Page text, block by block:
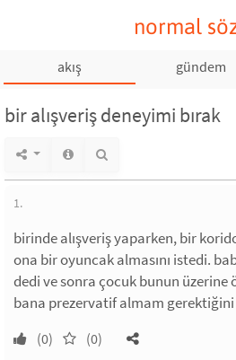
normal
akış gündem
bir alışveriş deneyimi bırak
1.
birinde alışveriş yaparken, bir
ona bir oyuncak almasını istedi.
dedi ve sonra çocuk bunun üzerine
bana prezervatif almam gerektiğini
(0) (0)